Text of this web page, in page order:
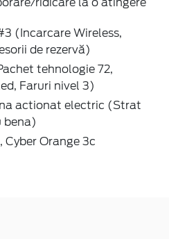
(Incarcare Wireless,
de rezervă)
tehnologie 72,
Faruri nivel 3)
actionat electric (Strat
bena)
Orange 3c